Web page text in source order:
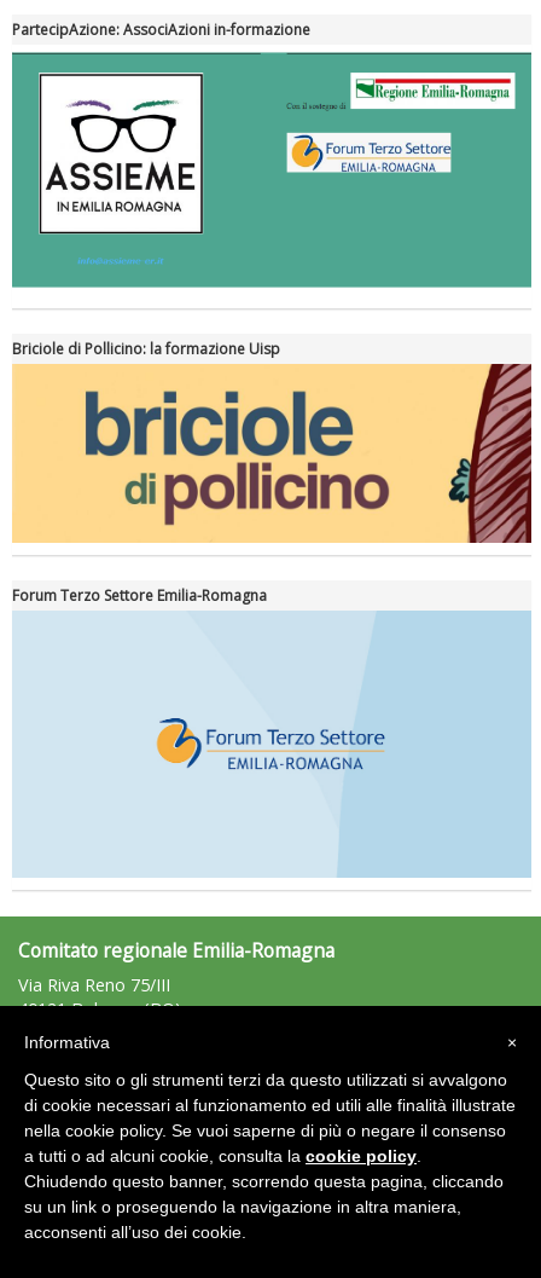
PartecipAzione: AssociAzioni in-formazione
Briciole di Pollicino: la formazione Uisp
Forum Terzo Settore Emilia-Romagna
Comitato regionale Emilia-Romagna
Via Riva Reno 75/III
40121 Bologna (BO)
Tel: 051/225881 - Fax: 051/225203
C.F.: 92011680375
Area Riservata 2.0
×
Informativa
Questo sito o gli strumenti terzi da questo utilizzati si avvalgono
di cookie necessari al funzionamento ed utili alle finalità illustrate
nella cookie policy. Se vuoi saperne di più o negare il consenso
a tutti o ad alcuni cookie, consulta la cookie policy
Chiudendo questo banner, scorrendo questa pagina, cliccando
su un link o proseguendo la navigazione in altra maniera,
acconsenti all’uso dei cookie.